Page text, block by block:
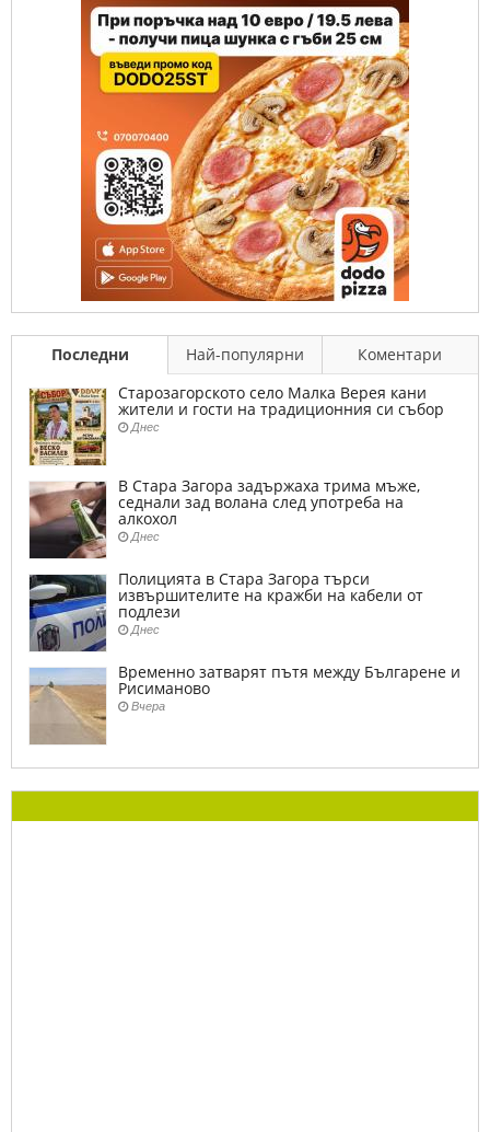
Последни Най-популярни
Коментари
Старозагорското село Малка Верея кани
жители и гости на традиционния си събор
Днес
В Стара Загора задържаха трима мъже,
седнали зад волана след употреба на
алкохол
Днес
Полицията в Стара Загора търси
извършителите на кражби на кабели от
подлези
Днес
Временно затварят пътя между Българене и
Рисиманово
Вчера